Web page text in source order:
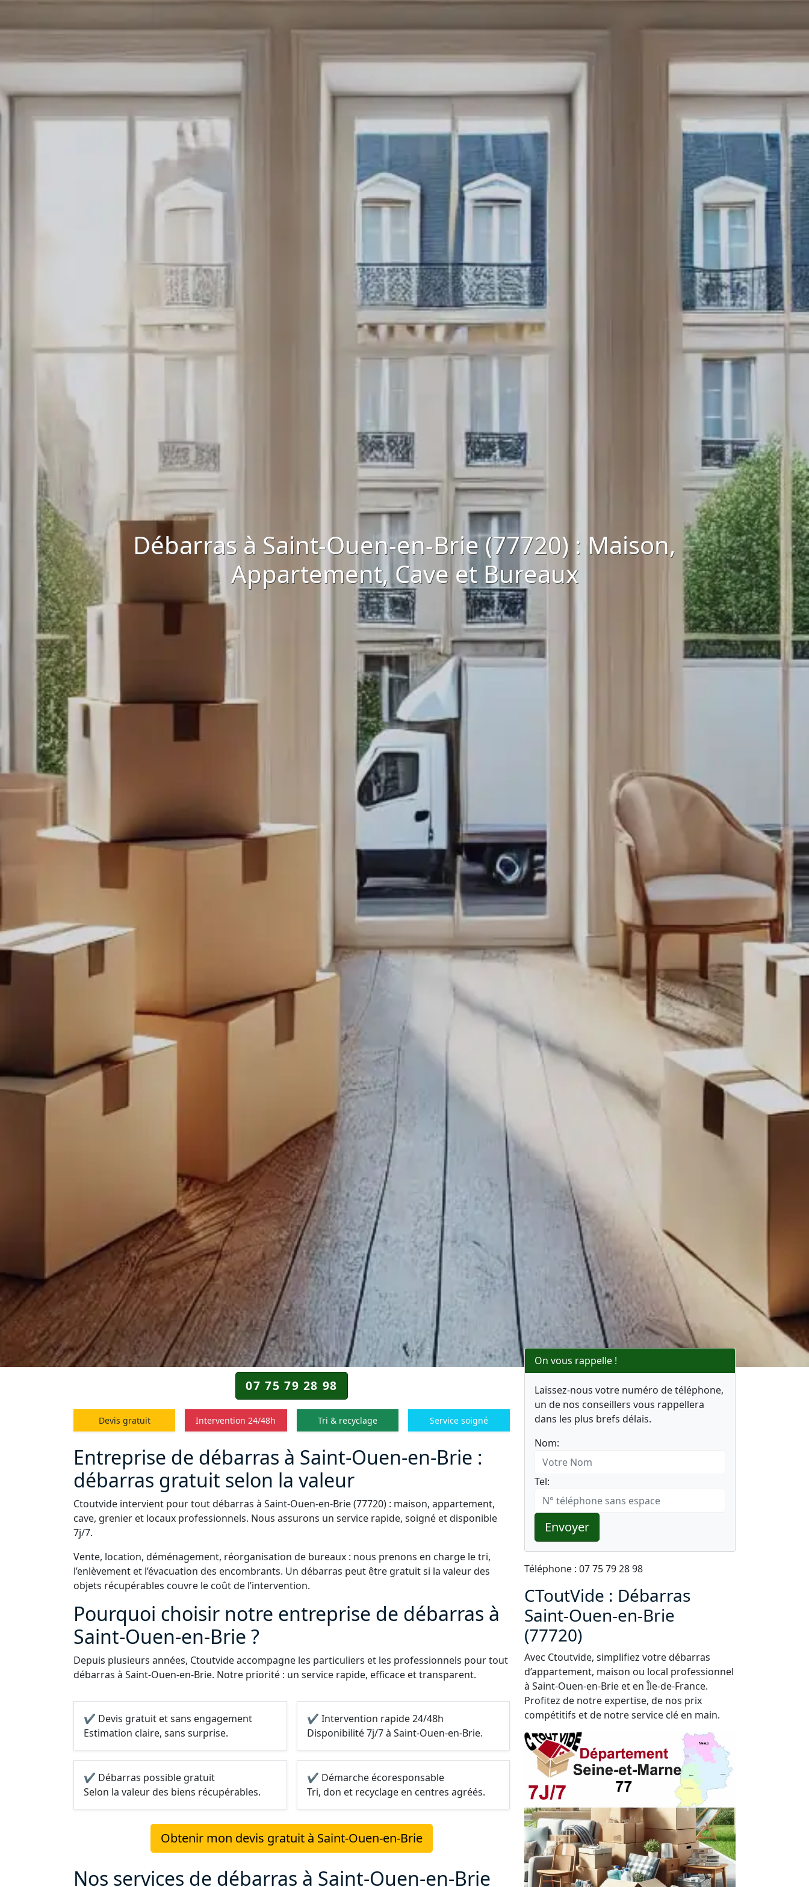
Débarras à Saint-Ouen-en-Brie (77720) : Maison,
Appartement, Cave et Bureaux
07 75 79 28 98
Devis gratuit Intervention 24/48h Tri & recyclage Service soigné
Entreprise de débarras à Saint-Ouen-en-Brie :
débarras gratuit selon la valeur
Ctoutvide intervient pour tout débarras à Saint-Ouen-en-Brie (77720) : maison, appartement,
cave, grenier et locaux professionnels. Nous assurons un service rapide, soigné et disponible
7j/7.
Vente, location, déménagement, réorganisation de bureaux : nous prenons en charge le tri,
l’enlèvement et l’évacuation des encombrants. Un débarras peut être gratuit si la valeur des
objets récupérables couvre le coût de l’intervention.
Pourquoi choisir notre entreprise de débarras à
Saint-Ouen-en-Brie ?
Depuis plusieurs années, Ctoutvide accompagne les particuliers et les professionnels pour tout
débarras à Saint-Ouen-en-Brie. Notre priorité : un service rapide, efficace et transparent.
✔ Devis gratuit et sans engagement
Estimation claire, sans surprise.
✔ Intervention rapide 24/48h
Disponibilité 7j/7 à Saint-Ouen-en-Brie.
✔ Débarras possible gratuit
Selon la valeur des biens récupérables.
✔ Démarche écoresponsable
Tri, don et recyclage en centres agréés.
Obtenir mon devis gratuit à Saint-Ouen-en-Brie
Nos services de débarras à Saint-Ouen-en-Brie
On vous rappelle !
Laissez-nous votre numéro de téléphone,
un de nos conseillers vous rappellera
dans les plus brefs délais.
Nom:
Tel:
Envoyer
Téléphone : 07 75 79 28 98
CToutVide : Débarras
Saint-Ouen-en-Brie
(77720)
Avec Ctoutvide, simplifiez votre débarras
d’appartement, maison ou local professionnel
à Saint-Ouen-en-Brie et en Île-de-France.
Profitez de notre expertise, de nos prix
compétitifs et de notre service clé en main.